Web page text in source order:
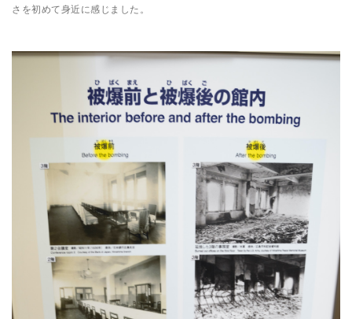
さを初めて身近に感じました。